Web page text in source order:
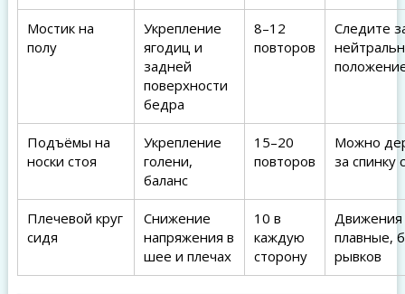
Мостик на
полу
Укрепление
ягодиц и
задней
поверхности
бедра
8–12
повторов
Следите
Подъёмы на
носки стоя
Укрепление
голени,
баланс
15–20
повторов
Можно
за спинку
Плечевой круг
сидя
Снижение
напряжения в
шее и плечах
10 в
каждую
сторону
Движения
плавные,
рывков